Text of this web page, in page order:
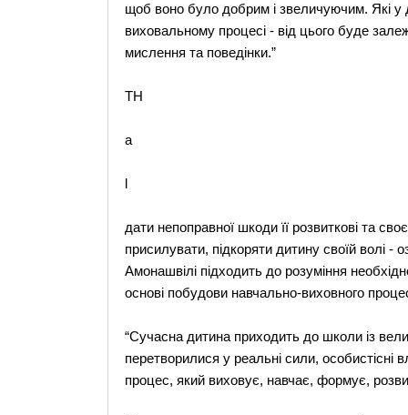
щоб воно було добрим і звеличуючим. Які у
виховальному процесі - від цього буде
мислення та поведінки.”
TH
a
l
дати непоправної шкоди її розвиткові та
присилувати, підкоряти дитину своїй волі -
Амонашвілі підходить до розуміння
основі побудови навчально-виховного
“Сучасна дитина приходить до школи із
перетворилися у реальні сили, особистісні
процес, який виховує, навчає, формує,